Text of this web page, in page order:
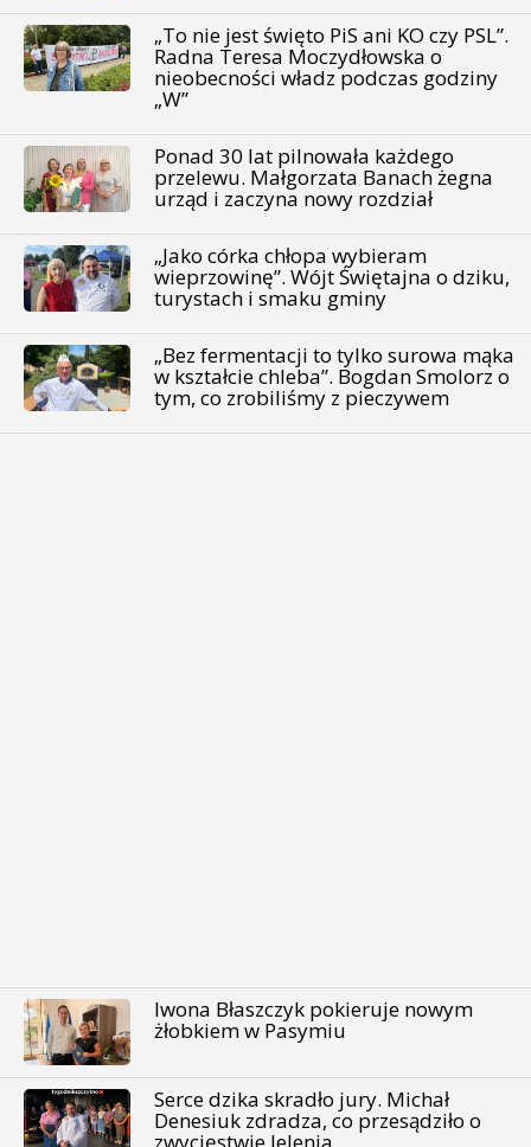
„To nie jest święto PiS ani KO czy PSL”.
Radna Teresa Moczydłowska o
nieobecności władz podczas godziny
„W”
Ponad 30 lat pilnowała każdego
przelewu. Małgorzata Banach żegna
urząd i zaczyna nowy rozdział
„Jako córka chłopa wybieram
wieprzowinę”. Wójt Świętajna o dziku,
turystach i smaku gminy
„Bez fermentacji to tylko surowa mąka
w kształcie chleba”. Bogdan Smolorz o
tym, co zrobiliśmy z pieczywem
Iwona Błaszczyk pokieruje nowym
żłobkiem w Pasymiu
Serce dzika skradło jury. Michał
Denesiuk zdradza, co przesądziło o